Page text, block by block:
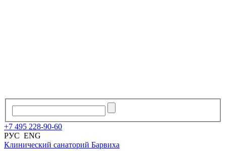
+7 495 228-90-60
РУС ENG
Клинический санаторий Барвиха